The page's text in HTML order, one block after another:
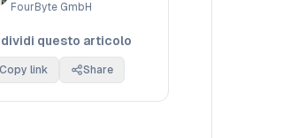
FourByte GmbH
questo articolo
Copy link Share